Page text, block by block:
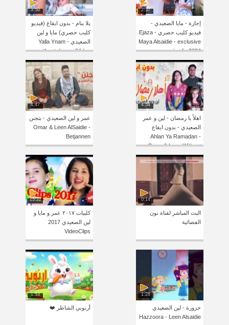
2:37
إجازة - مايا الصعيدي -
فيديو كليب حصري Ejaza -
Maya Alsaidie - exclusive
music clip 2024
3:50
يلا ينام - بدون ايقاع (فيديو
كليب حصري) مايا و لين
الصعيدي Yalla Ynam -
without drums (Video
Clip)
4:54
اهلاً يا رمضان - لين و عمر
الصعيدي - بدون ايقاع
Ahlan Ya Ramadan -
Omar & Leen Without
Drum
4:47
عمر و لين الصعيدي - بتجنن
Omar & Leen AlSaidie -
Betjannen
0:14
البث المباشر لقناة نون
الفضائية
15:22
كليبات ٢٠١٧ عمر و مايا و
لين الصعيدي 2017
VideoClips
1:28
حزورة - لين الصعيدي
Hazzoora - Leen Alsaidie
1:53
أرنوبي الشاطر ❤️